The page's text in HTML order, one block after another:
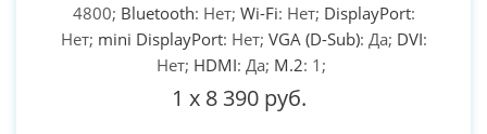
4800; Bluetooth: Нет; Wi-Fi: Нет; DisplayPort:
Нет; mini DisplayPort: Нет; VGA (D-Sub): Да; DVI:
Нет; HDMI: Да; M.2: 1;
1 x 8 390 руб.